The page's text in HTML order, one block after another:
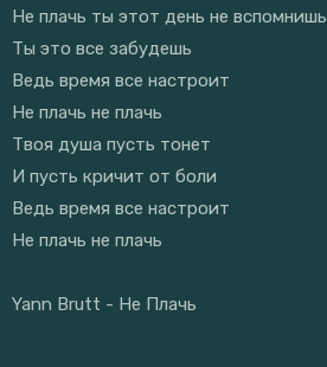
Не плачь ты этот день не вспомнишь
Ты это все забудешь
Ведь время все настроит
Не плачь не плачь
Твоя душа пусть тонет
И пусть кричит от боли
Ведь время все настроит
Не плачь не плачь
Yann Brutt - Не Плачь